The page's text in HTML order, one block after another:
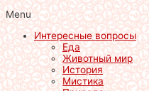
Menu
Интересные вопросы
Еда
Животный мир
История
Мистика